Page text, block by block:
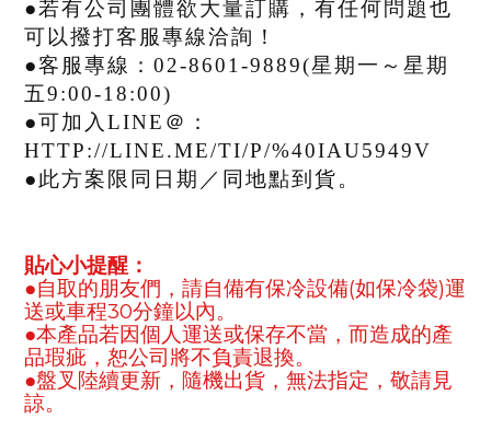
●若有公司團體欲大量訂購，有任何問題也
可以撥打客服專線洽詢！
●客服專線：02-8601-9889(星期一～星期
五9:00-18:00)
●可加入LINE＠：
HTTP://LINE.ME/TI/P/%40IAU5949V
●此方案限同日期／同地點到貨。
貼心小提醒 ：
●自取的朋友們，請自備有保冷設備(如保冷袋)運
送或車程30分鐘以內。
●本產品若因個人運送或保存不當，而造成的產
品瑕疵，恕公司將不負責退換。
●盤叉陸續更新，隨機出貨，無法指定，敬請見
諒。